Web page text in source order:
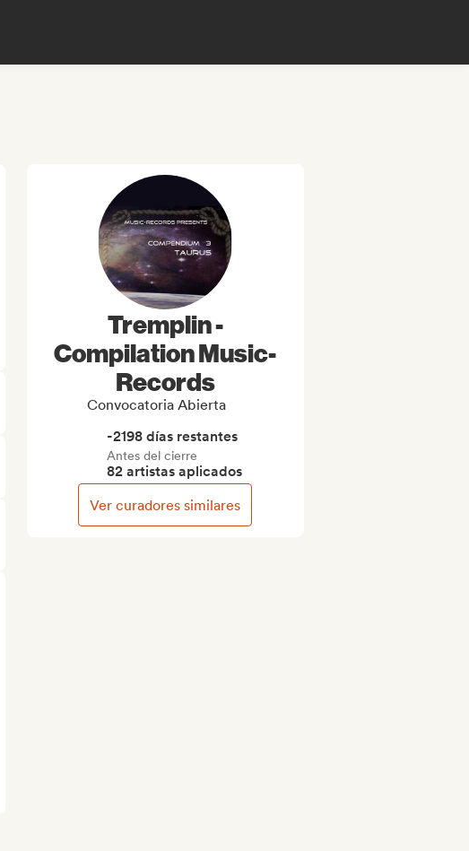
Tremplin -
Compilation Music-
Records
Convocatoria Abierta
-2198 días restantes
Antes del cierre
82 artistas aplicados
Ver curadores similares